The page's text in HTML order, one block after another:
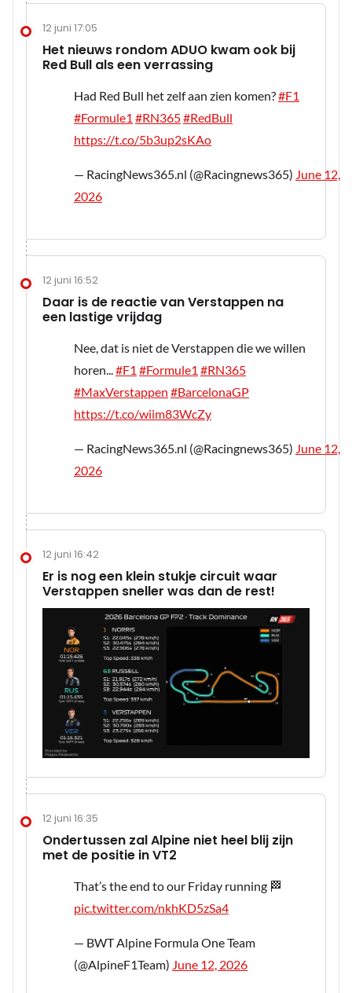
12 juni 17:05
Het nieuws rondom ADUO kwam ook bij
Red Bull als een verrassing
Had Red Bull het zelf aan zien komen?#F1
#Formule1 #RN365#RedBull
https://t.co/5b3up2sKAo
— RacingNews365.nl (@Racingnews365) June 12,
2026
12 juni 16:52
Daar is de reactie van Verstappen na
een lastige vrijdag
Nee, dat is niet de Verstappen die we willen
horen...#F1 #Formule1 #RN365
#MaxVerstappen #BarcelonaGP
https://t.co/wiim83WcZy
— RacingNews365.nl (@Racingnews365) June 12,
2026
12 juni 16:42
Er is nog een klein stukje circuit waar
Verstappen sneller was dan de rest!
12 juni 16:35
Ondertussen zal Alpine niet heel blij zijn
met de positie in VT2
That’s the end to our Friday running 🏁
pic.twitter.com/nkhKD5zSa4
— BWT Alpine Formula One Team
(@AlpineF1Team) June 12, 2026